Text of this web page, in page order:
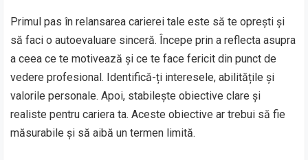
Primul pas în relansarea carierei tale este să te oprești și
să faci o autoevaluare sinceră. Începe prin a reflecta asupra
a ceea ce te motivează și ce te face fericit din punct de
vedere profesional. Identifică-ți interesele, abilitățile și
valorile personale. Apoi, stabilește obiective clare și
realiste pentru cariera ta. Aceste obiective ar trebui să fie
măsurabile și să aibă un termen limită.